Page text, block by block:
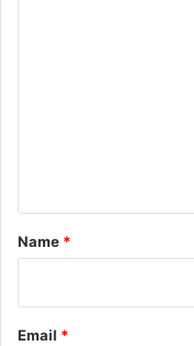
*
Name *
Email *